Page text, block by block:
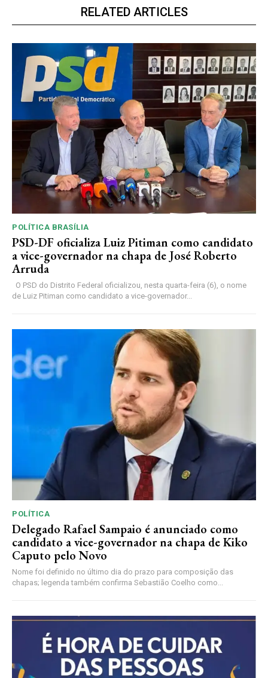
RELATED ARTICLES
POLÍTICA BRASÍLIA
PSD-DF oficializa Luiz Pitiman como candidato
a vice-governador na chapa de José Roberto
Arruda
de Luiz Pitiman como candidato a vice-governador...
POLÍTICA
Delegado Rafael Sampaio é anunciado como
candidato a vice-governador na chapa de Kiko
Caputo pelo Novo
Nome foi definido no último dia do prazo para composição das
chapas; legenda também confirma Sebastião Coelho como...